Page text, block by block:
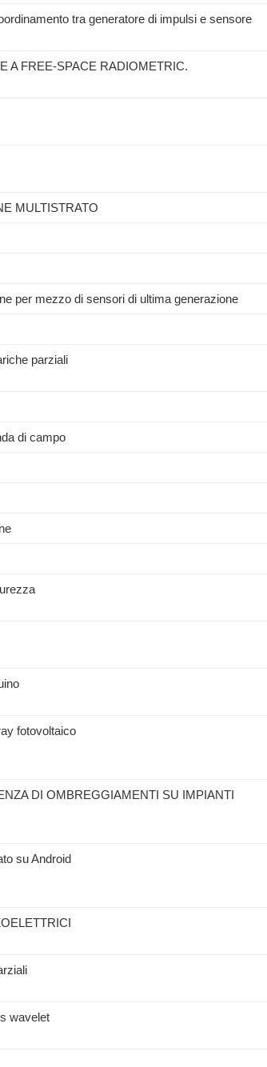
tra generatore di impulsi e sensore
A FREE-SPACE RADIOMETRIC.
MULTISTRATO
per mezzo di sensori di ultima generazione
parziali
di campo
fotovoltaico
DI OMBREGGIAMENTI SU IMPIANTI
su Android
wavelet